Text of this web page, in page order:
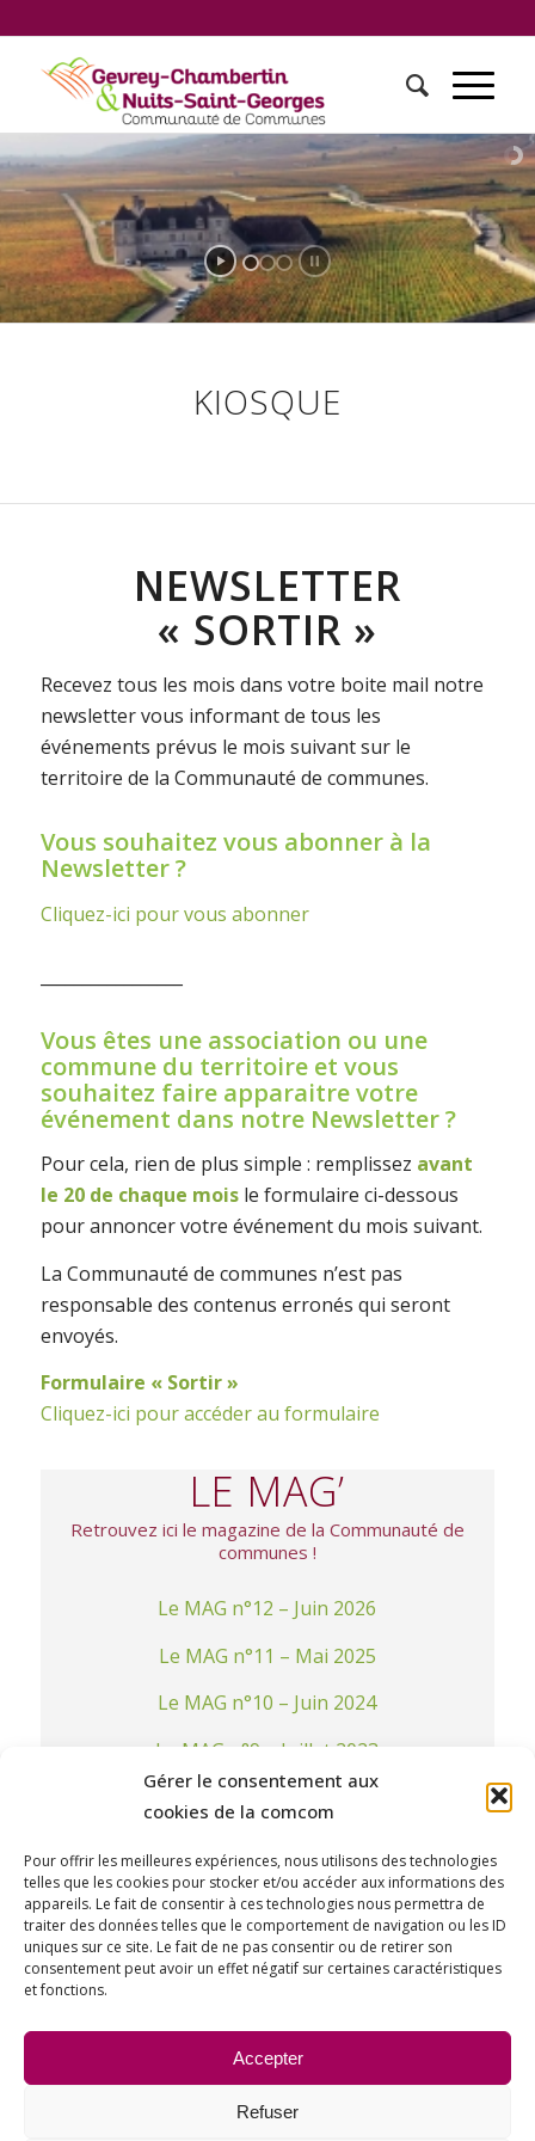
Gérer le consentement aux
cookies de la comcom
Pour offrir les meilleures expériences, nous utilisons des technologies
telles que les cookies pour stocker et/ou accéder aux informations des
appareils. Le fait de consentir à ces technologies nous permettra de
traiter des données telles que le comportement de navigation ou les ID
uniques sur ce site. Le fait de ne pas consentir ou de retirer son
consentement peut avoir un effet négatif sur certaines caractéristiques
et fonctions.
Accepter
Refuser
KIOSQUE
NEWSLETTER
« SORTIR »
Recevez tous les mois dans votre boite mail notre
newsletter vous informant de tous les
événements prévus le mois suivant sur le
territoire de la Communauté de communes.
Vous souhaitez vous abonner à la
Newsletter ?
Cliquez-ici pour vous abonner
Vous êtes une association ou une
commune du territoire et vous
souhaitez faire apparaitre votre
événement dans notre Newsletter ?
Pour cela, rien de plus simple : remplissez avant
le 20 de chaque moisle formulaire ci-dessous
pour annoncer votre événement du mois suivant.
La Communauté de communes n’est pas
responsable des contenus erronés qui seront
envoyés.
Formulaire « Sortir »
Cliquez-ici pour accéder au formulaire
LE MAG’
Retrouvez ici le magazine de la Communauté de
communes !
Le MAG n°12 – Juin 2026
Le MAG n°11 – Mai 2025
Le MAG n°10 – Juin 2024
Le MAG n°9 – Juillet 2023
LE MAG n°6 – Janvier 2020
LE MAG n°5 – Juin 2019
LE MAG n°3 – Septembre 2018
LE MAG n°2 – Mars 2018